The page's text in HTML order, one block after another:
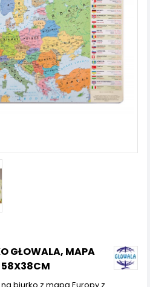
GŁOWALA, MAPA
58X38CM